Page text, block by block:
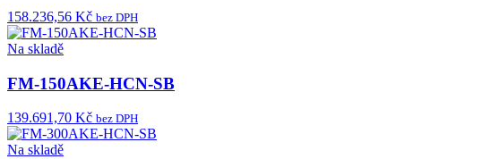
158.236,56 Kč bez DPH
Na skladě
FM-150AKE-HCN-SB
139.691,70 Kč bez DPH
Na skladě